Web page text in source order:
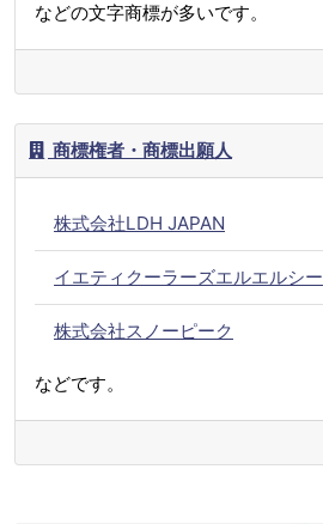
などの文字商標が多いです。
商標権者・商標出願人
株式会社LDH JAPAN
イエティクーラーズエルエルシー
株式会社スノーピーク
などです。